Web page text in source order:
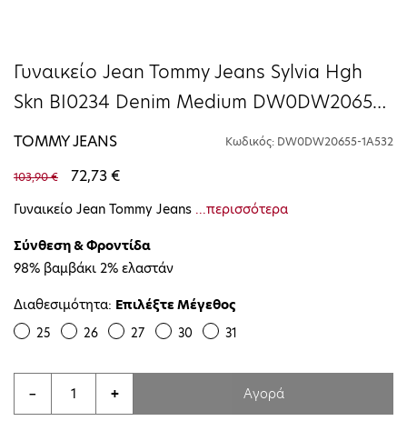
Γυναικείο Jean Tommy Jeans Sylvia Hgh
Skn BI0234 Denim Medium DW0DW20655-
1A532
TOMMY JEANS Κωδικός: DW0DW20655-1A532
103,90 € 72,73 €
Γυναικείο Jean Tommy Jeans ...περισσότερα
Σύνθεση & Φροντίδα
98% βαμβάκι 2% ελαστάν
Διαθεσιμότητα: Επιλέξτε Μέγεθος
25 26 27 30 31
− + Αγορά